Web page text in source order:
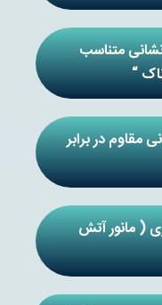
متناسب
“
مقاوم در برابر
( مانور آتش